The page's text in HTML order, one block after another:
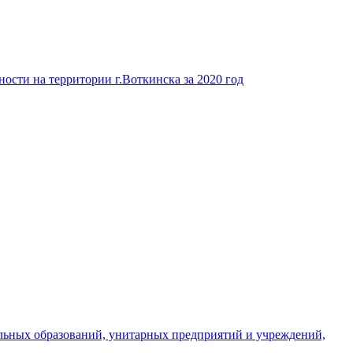
на территории г.Воткинска за 2020 год
образований, унитарных предприятий и учреждений,